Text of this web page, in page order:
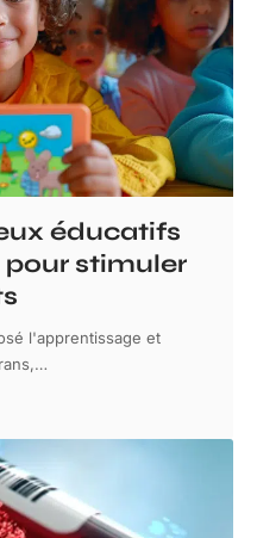
éducatifs
stimuler
l'apprentissage et
…